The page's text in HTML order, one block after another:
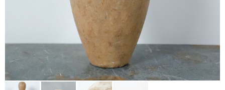
特定商取引法に基づく表記
Cushion
Rug
Blanket
Quilt
Native American
Otherwise